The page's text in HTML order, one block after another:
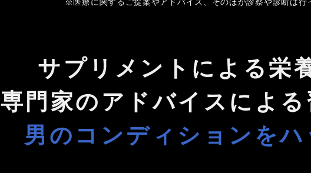
サプリメントによる栄
専門家のアドバイスによ
男のコンディションをハ